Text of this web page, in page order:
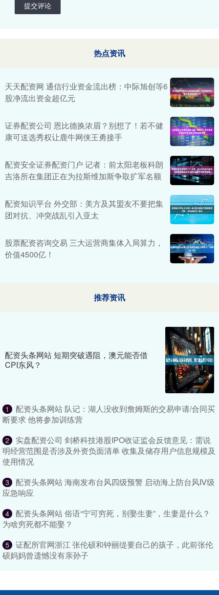
提交评论
热点资讯
天天配资网 通信行业资金流出榜：中际旭创等6
股净流出资金超亿元
证券配资公司 恩比德换浓眉？别想了！若不健
康可送选秀权让鹿牛网侠王勇接手
配资安全证券配资门户 记者：前太阳老板科朗
吉洛所在集团正在为拉斯维加斯争取扩军名额
配资知识平台 外交部：美方及其盟友不要把集
团对抗、冲突战乱引入亚太
股票配资咨询交易 三大运营商集体入局算力，
价值4500亿！
推荐资讯
配资头条网站 短期突破遇阻，澳元能否借
CPI东风？
1
配资头条网站 队记：湖人没收到詹姆斯的交易申请/合同买
断要求 他将参加训练营
2
实盘配资公司 剑桥科技港股IPO收证监会反馈意见：需说
明经营范围是否涉及外资负面清单 收集及储存用户信息规模及
使用情况
3
配资头条网站 海南发布台风四级预警 启动海上防台风Ⅳ级
应急响应
4
配资头条网站 俗语“宁可穷死，别娶生妻”，生妻是什么？
为啥穷死都不能娶？
5
证配所官网浙江 张伦硕和钟丽缇要自己的孩子，此前张伦
硕妈妈曾遗憾没有亲孙子